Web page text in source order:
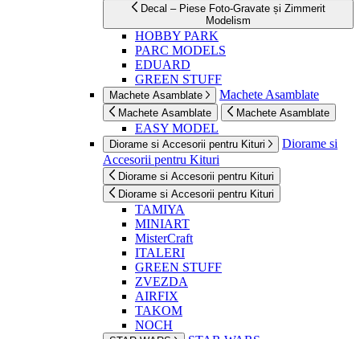
Decal – Piese Foto-Gravate și Zimmerit
Modelism
HOBBY PARK
PARC MODELS
EDUARD
GREEN STUFF
Machete Asamblate Machete Asamblate
Machete Asamblate Machete Asamblate
EASY MODEL
Diorame si Accesorii pentru Kituri
Diorame si
Accesorii pentru Kituri
Diorame si Accesorii pentru Kituri
Diorame si Accesorii pentru Kituri
TAMIYA
MINIART
MisterCraft
ITALERI
GREEN STUFF
ZVEZDA
AIRFIX
TAKOM
NOCH